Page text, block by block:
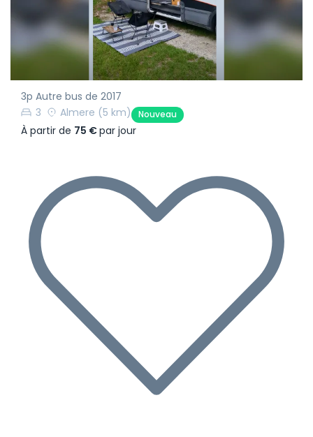
3p Autre bus de 2017
3
Almere (5 km) Nouveau
À partir de 75 €par jour